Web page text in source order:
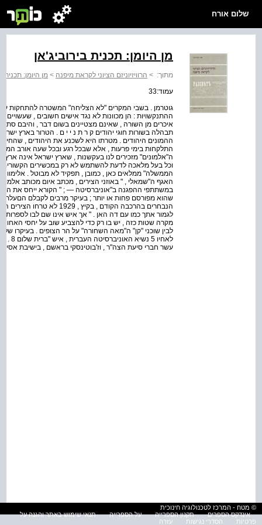
שלום אורח
מן היומן: תכנית בירוביג'אן
מתוך: > הרוויזיוניזם הציוני לקראת מיפנה > מן היומן: תכנית
עמוד:33
גוטרמן . בשבי המקרים "לא הצליחה" המשטרה להתחקות על
ההתנקשויות : הן מכוונות לא נגד אישים חשובים ,
איכרים מן השורה , שאינם מצטיינים בשום דבר , והיבם סתם
תבהלה בשורות חוגי יהודים ק ר ת נ י י ם . הטרור בארץ
ההמונים היהודים . מטרתו היא לשכנע את היהודים ,
התלקחות בימי פרעות , אלא שבכל רגע ובכל שעה אורב
ה"אלמונים" מזכירים לנו בעקשנות , שארץ ישראל אינה
וכל בעל מלאכה לדעת להשתמש לא רק במכשירים הקשורים
הממשלה" ממלאים כאן , כמובן , תפקיד לא מבוטל . אלימוונ
האגף ה"שמאלי , " באוזני הצירים , מכתב איום מכותב
במשתתפי ההפגנה ב"אוניברסיטה — ; " הקורא ייחס את
שהוא מפורסם פחות או יותר ; בעיקר מרבים לקבלם
הנבחרים בהרכבה הקודם ,
לגמור אתך כמו עם דה האן . " אך איש אינו שם לבו לספרות
מקרה שטות כזה , יש בו רק כדי להצביע שוב על יחסי
עשר חברי סיעת הצה"ר , וז'בוטינסקי בראשם , בישיבת
© מטח - המרכז לטכנולוגיה חינוכית
אינדקס הספרים
תקנון הספרייה על הספרייה
תנאי שימוש באתר והגנה על
פרטיות
הסדרי נגישות עזרה